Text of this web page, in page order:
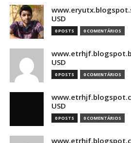
USD
0 POSTS 0 COMENTÁRIOS
USD
0 POSTS 0 COMENTÁRIOS
USD
0 POSTS 0 COMENTÁRIOS